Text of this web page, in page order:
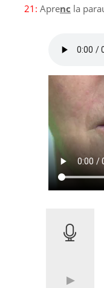
21: Aprenc la